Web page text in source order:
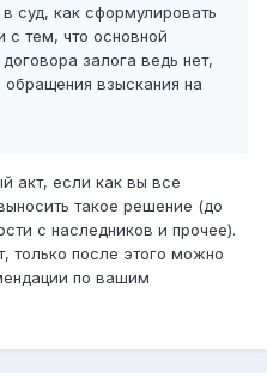
суд, как сформулировать
с тем, что основной
залога ведь нет,
обращения взыскания на
акт, если как вы все
такое решение (до
с наследников и прочее).
только после этого можно
по вашим